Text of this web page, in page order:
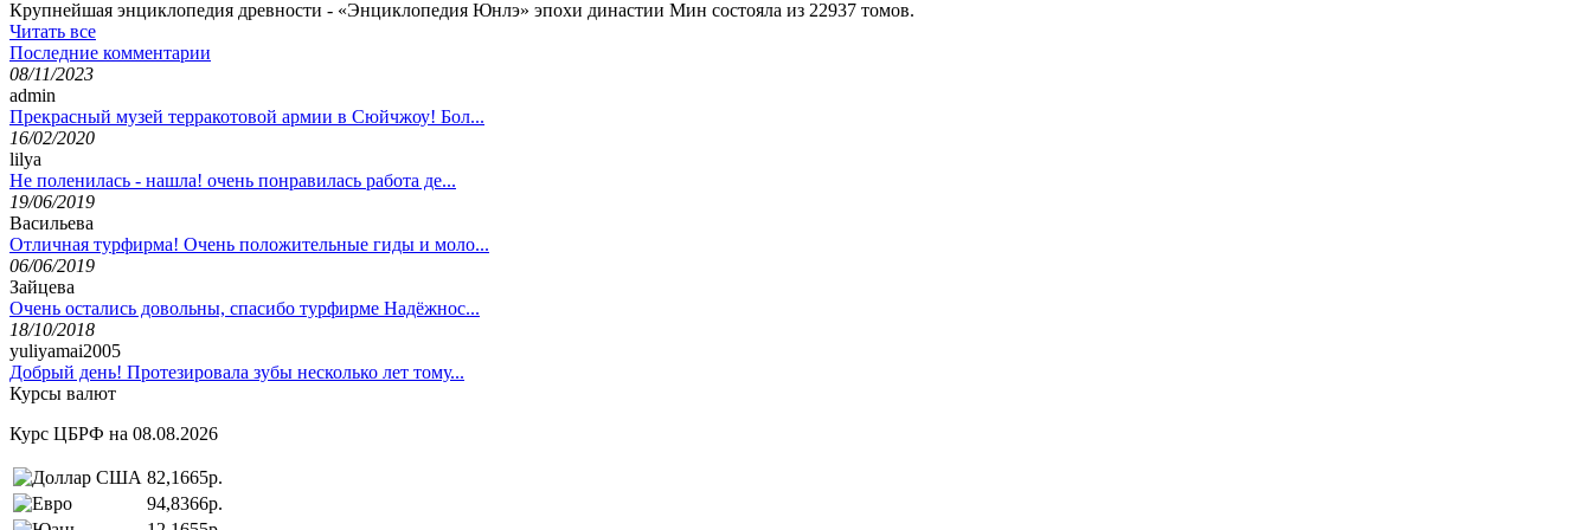
Крупнейшая энциклопедия древности - «Энциклопедия Юнлэ» эпохи династии Мин состояла из 22937 томов.
Читать все
Последние комментарии
08/11/2023
admin
Прекрасный музей терракотовой армии в Сюйчжоу! Бол...
16/02/2020
lilya
Не поленилась - нашла! очень понравилась работа де...
19/06/2019
Васильева
Отличная турфирма! Очень положительные гиды и моло...
06/06/2019
Зайцева
Очень остались довольны, спасибо турфирме Надёжнос...
18/10/2018
yuliyamai2005
Добрый день! Протезировала зубы несколько лет тому...
Курсы валют
Курс ЦБРФ на 08.08.2026
82,1665р.
94,8366р.